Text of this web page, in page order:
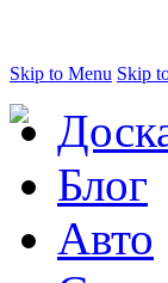
Skip to Menu Skip
Блог
Авто